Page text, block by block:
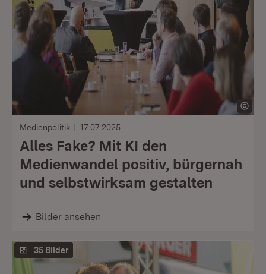
Medienpolitik 17.07.2025
Alles Fake? Mit KI den
Medienwandel positiv, bürgernah
und selbstwirksam gestalten
Bilder ansehen
35 Bilder